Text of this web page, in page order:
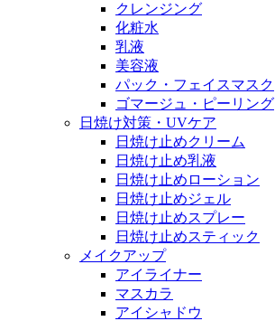
クレンジング
化粧水
乳液
美容液
パック・フェイスマスク
ゴマージュ・ピーリング
日焼け対策・UVケア
日焼け止めクリーム
日焼け止め乳液
日焼け止めローション
日焼け止めジェル
日焼け止めスプレー
日焼け止めスティック
メイクアップ
アイライナー
マスカラ
アイシャドウ